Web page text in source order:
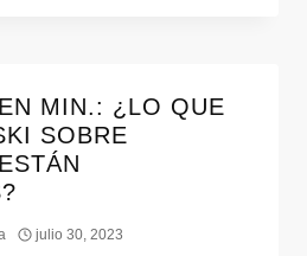
MIN.: ¿LO QUE
SOBRE
julio 30, 2023